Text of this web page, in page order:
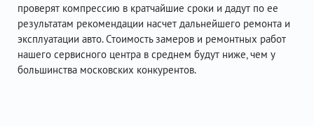
проверят компрессию в кратчайшие сроки и дадут по ее
результатам рекомендации насчет дальнейшего ремонта и
эксплуатации авто. Стоимость замеров и ремонтных работ
нашего сервисного центра в среднем будут ниже, чем у
большинства московских конкурентов.